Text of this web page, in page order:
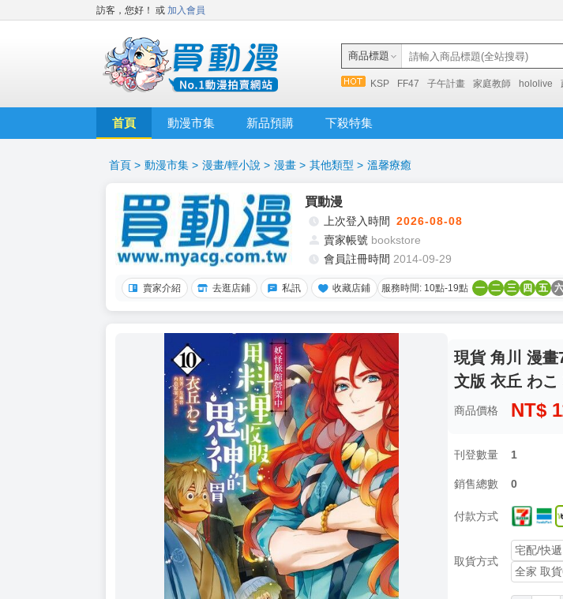
訪客，您好！ 或 加入會員
商品標題
KSP FF47 子午計畫 家庭教師 hololive
首頁 動漫市集 新品預購 下殺特集
首頁 > 動漫市集 > 漫畫/輕小說 > 漫畫 > 其他類型 > 溫馨療癒
買動漫
上次登入時間 2026-08-08
賣家帳號 bookstore
會員註冊時間 2014-09-29
賣家介紹 去逛店鋪 私訊 收藏店鋪 服務時間: 10點-19點 一 二 三 四 五 六
現貨 角川 漫
文版 衣丘 わ
商品價格 NT$
刊登數量 1
銷售總數 0
付款方式
取貨方式
宅配/快
全家 取